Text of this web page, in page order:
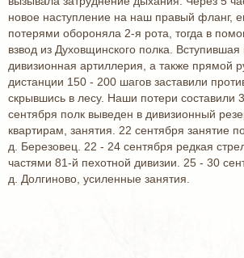
новое наступление на наш правый фланг,
потерями обороняла 2-я рота, тогда в
взвод из Духовщинского полка.
дивизионная артиллерия, а также прямой
дистанции 150 - 200 шагов заставили
скрывшись в лесу. Наши потери составили
сентября полк выведен в дивизионный
квартирам, занятия. 22 сентября занятие
д. Березовец. 22 - 24 сентября редкая
частями 81-й пехотной дивизии. 25 - 30
д. Долгиново, усиленные занятия.